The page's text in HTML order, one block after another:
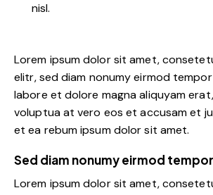
nisl.
Lorem ipsum dolor sit amet,
elitr, sed diam nonumy eirmod
labore et dolore magna aliquyam
voluptua at vero eos et accusam et
et ea rebum ipsum dolor sit amet.
Sed diam nonumy eirmod tempor
Lorem ipsum dolor sit amet,